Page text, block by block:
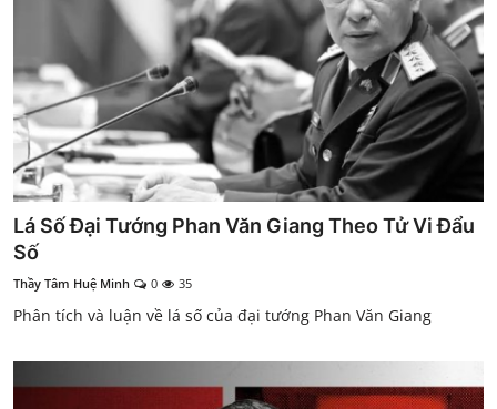
Lá Số Đại Tướng Phan Văn Giang Theo Tử Vi Đẩu
Số
Thầy Tâm Huệ Minh 0 35
Phân tích và luận về lá số của đại tướng Phan Văn Giang